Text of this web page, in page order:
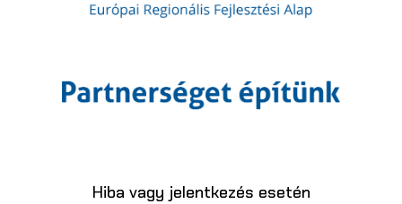
Hiba vagy jelentkezés esetén